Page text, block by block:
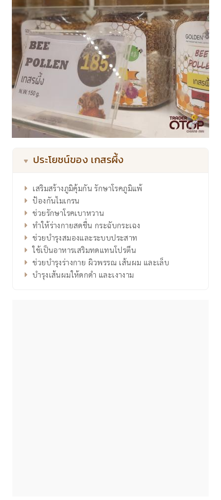
ประโยชน์ของ เกสรผึ้ง
เสริมสร้างภูมิคุ้มกัน รักษาโรคภูมิแพ้
ป้องกันไมเกรน
ช่วยรักษาโรคเบาหวาน
ทำให้ร่างกายสดชื่น กระฉับกระเฉง
ช่วยบำรุงสมองและระบบประสาท
ใช้เป็นอาหารเสริมทดแทนโปรตีน
ช่วยบำรุงร่างกาย ผิวพรรณ เส้นผม และเล็บ
บำรุงเส้นผมให้ดกดำ และเงางาม